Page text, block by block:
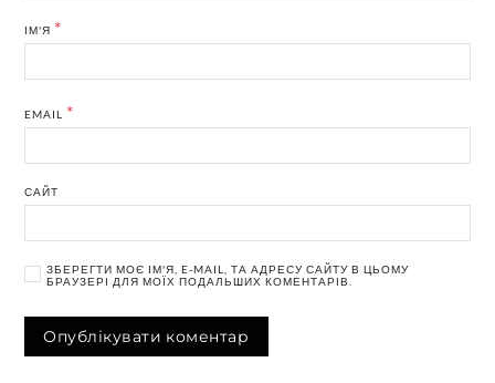
ІМ'Я *
EMAIL *
САЙТ
ЗБЕРЕГТИ МОЄ ІМ'Я, E-MAIL, ТА АДРЕСУ САЙТУ В ЦЬОМУ
БРАУЗЕРІ ДЛЯ МОЇХ ПОДАЛЬШИХ КОМЕНТАРІВ.